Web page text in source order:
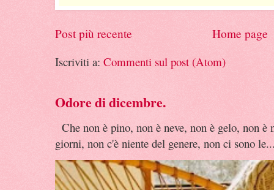
Post più recente
Home page
Iscriviti a: Commenti sul post (Atom)
Odore di dicembre.
Che non è pino, non è neve, non è gelo, non
giorni, non c'è niente del genere, non ci sono